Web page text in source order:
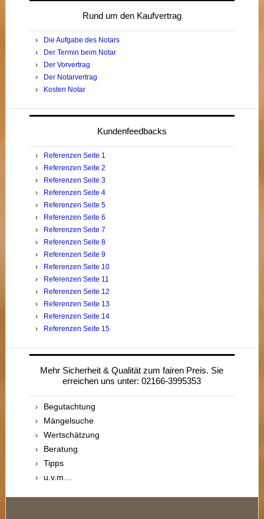
Rund um den Kaufvertrag
Die Aufgabe des Notars
Der Termin beim Notar
Der Vorvertrag
Der Notarvertrag
Kosten Notar
Kundenfeedbacks
Referenzen Seite 1
Referenzen Seite 2
Referenzen Seite 3
Referenzen Seite 4
Referenzen Seite 5
Referenzen Seite 6
Referenzen Seite 7
Referenzen Seite 8
Referenzen Seite 9
Referenzen Seite 10
Referenzen Seite 11
Referenzen Seite 12
Referenzen Seite 13
Referenzen Seite 14
Referenzen Seite 15
Mehr Sicherheit & Qualität zum fairen Preis. Sie
erreichen uns unter: 02166-3995353
Begutachtung
Mängelsuche
Wertschätzung
Beratung
Tipps
u.v.m…